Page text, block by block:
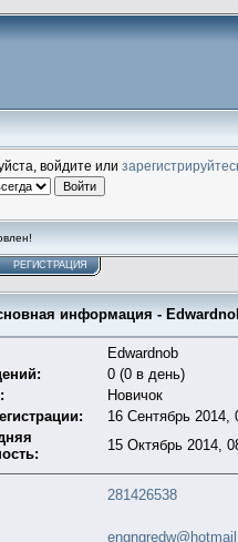
войдите или
РЕГИСТРАЦИЯ
информация -
Edwardnob
0 (0 в день)
Новичок
16 Сентябрь 2014,
15 Октябрь 2014,
281426538